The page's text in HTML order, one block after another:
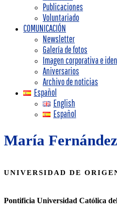
Publicaciones
Voluntariado
COMUNICACIÓN
Newsletter
Galería de fotos
Imagen corporativa e
Aniversarios
Archivo de noticias
Español
English
Español
María
UNIVERSIDAD DE
Pontificia Universidad Católica